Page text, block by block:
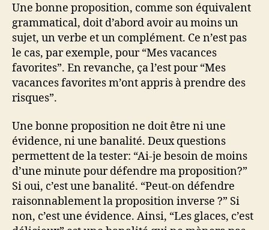
Une bonne proposition, comme son équivalent
grammatical, doit d’abord avoir au moins un
sujet, un verbe et un complément. Ce n’est pas
le cas, par exemple, pour “Mes vacances
favorites”. En revanche, ça l’est pour “Mes
vacances favorites m’ont appris à prendre des
risques”.
Une bonne proposition ne doit être ni une
évidence, ni une banalité. Deux questions
permettent de la tester: “Ai-je besoin de moins
d’une minute pour défendre ma proposition?”
Si oui, c’est une banalité. “Peut-on défendre
raisonnablement la proposition inverse ?” Si
non, c’est une évidence. Ainsi, “Les glaces, c’est